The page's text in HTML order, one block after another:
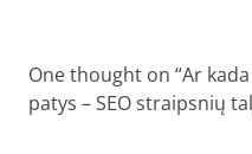
One thought on “Ar
patys – SEO straipsnių